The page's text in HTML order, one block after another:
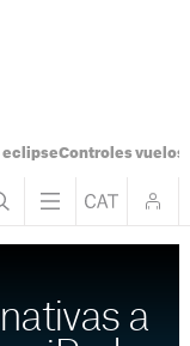
eclipseControles vuelos
a